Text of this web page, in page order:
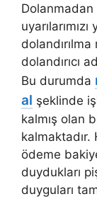
dolandırıcı
Bu durumda
al şeklinde
kalmış olan
ödeme
duydukları
duyguları